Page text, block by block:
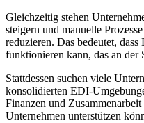
Gleichzeitig stehen
steigern und manuelle
reduzieren. Das bedeutet,
funktionieren kann, das an der
Stattdessen suchen viele
konsolidierten EDI-
Finanzen und
Unternehmen unterstützen